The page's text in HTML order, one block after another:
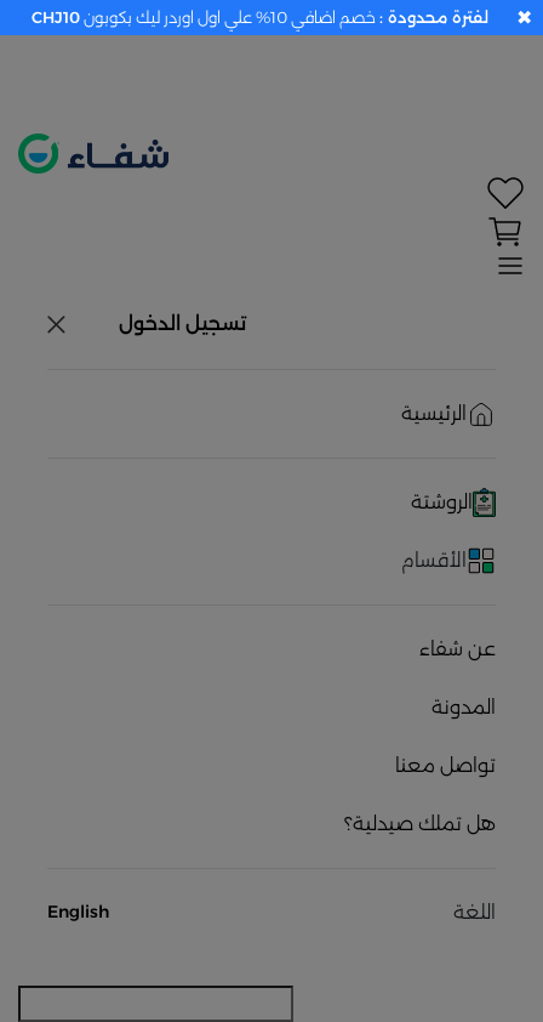
تسجيل الدخول
الرئيسية
الروشتة
الأقسام
عن شفاء
المدونة
تواصل معنا
هل تملك صيدلية؟
اللغة English
لفترة محدودة : خصم اضافي 10% علي اول اوردر ليك بكوبون CHJ10 ✖